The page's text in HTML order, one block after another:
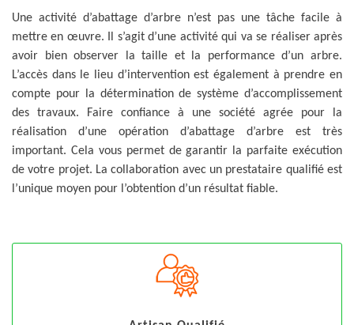
Une activité d’abattage d’arbre n’est pas une tâche facile à
mettre en œuvre. Il s’agit d’une activité qui va se réaliser après
avoir bien observer la taille et la performance d’un arbre.
L’accès dans le lieu d’intervention est également à prendre en
compte pour la détermination de système d’accomplissement
des travaux. Faire confiance à une société agrée pour la
réalisation d’une opération d’abattage d’arbre est très
important. Cela vous permet de garantir la parfaite exécution
de votre projet. La collaboration avec un prestataire qualifié est
l’unique moyen pour l’obtention d’un résultat fiable.